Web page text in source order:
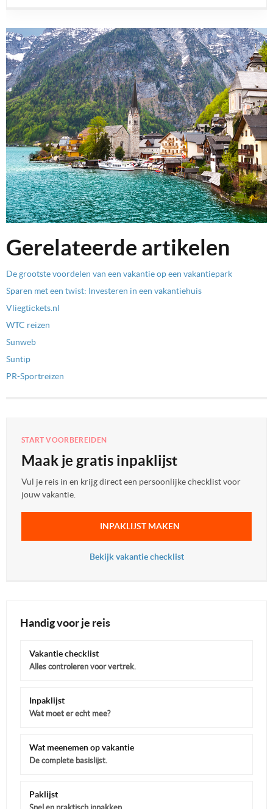
Gerelateerde artikelen
De grootste voordelen van een vakantie op een vakantiepark
Sparen met een twist: Investeren in een vakantiehuis
Vliegtickets.nl
WTC reizen
Sunweb
Suntip
PR-Sportreizen
START VOORBEREIDEN
Maak je gratis inpaklijst
Vul je reis in en krijg direct een persoonlijke checklist voor
jouw vakantie.
INPAKLIJST MAKEN
Bekijk vakantie checklist
Handig voor je reis
Vakantie checklist
Alles controleren voor vertrek.
Inpaklijst
Wat moet er echt mee?
Wat meenemen op vakantie
De complete basislijst.
Paklijst